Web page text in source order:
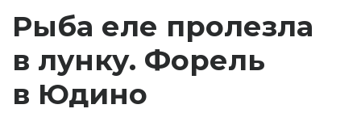
Рыба еле пролезла
в лунку. Форель
в Юдино